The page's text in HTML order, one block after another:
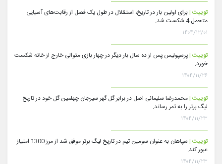
توییت |برای اولین بار در تاریخ، استقلال در طول یک فصل از رقابت‌های آسیایی
متحمل 4 شکست شد.
۱۴۰۴/۱۲/۰۱
توییت |پرسپولیس پس از ده سال بار دیگر در چهار بازی متوالی خارج از خانه شکست
خورد.
۱۴۰۴/۱۱/۲۶
توییت |محمدرضا سلیمانی اصل در برابر گل گهر سیرجان چهلمین گل خود در تاریخ
لیگ برتر را به ثمر رساند.
۱۴۰۴/۱۱/۲۳
توییت |
سپاهان به عنوان سومین تیم در تاریخ لیگ برتر موفق شد از مرز 1300 امتیاز
عبور کند.
۱۴۰۴/۱۱/۲۳